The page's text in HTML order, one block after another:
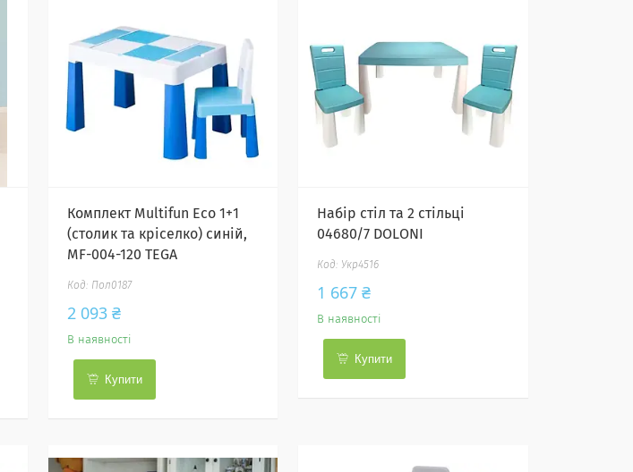
Комплект Multifun Eco 1+1
(столик та кріселко) синій,
MF-004-120 TEGA
Пол0187
2 093 ₴
В наявності
Купити
Набір стіл та 2 стільці
04680/7 DOLONI
Укр4516
1 667 ₴
В наявності
Купити